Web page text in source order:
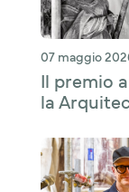
07 maggio
Il premio
la